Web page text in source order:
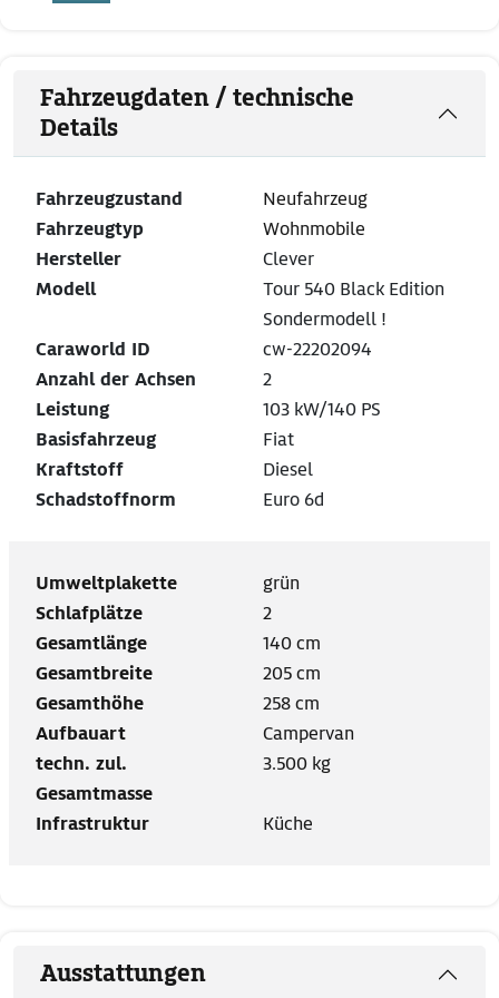
Fahrzeugdaten / technische
Details
Fahrzeugzustand
Neufahrzeug
Fahrzeugtyp
Wohnmobile
Hersteller
Clever
Modell
Tour 540 Black Edition
Sondermodell !
Caraworld ID
cw-22202094
Anzahl der Achsen
2
Leistung
103 kW/140 PS
Basisfahrzeug
Fiat
Kraftstoff
Diesel
Schadstoffnorm
Euro 6d
Umweltplakette
grün
Schlafplätze
2
Gesamtlänge
140 cm
Gesamtbreite
205 cm
Gesamthöhe
258 cm
Aufbauart
Campervan
techn. zul.
Gesamtmasse
3.500 kg
Infrastruktur Küche
Ausstattungen